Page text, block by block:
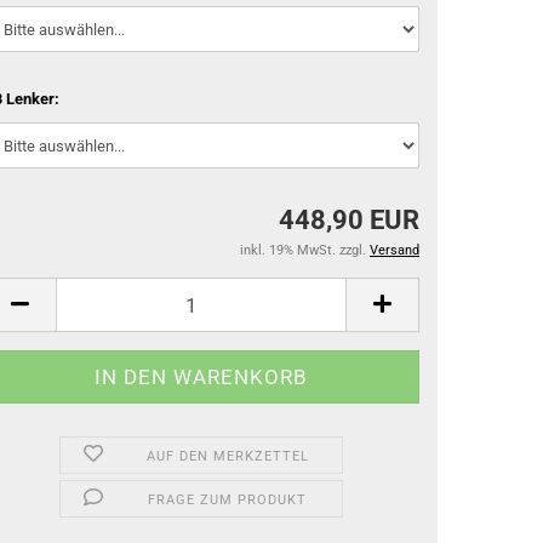
Lenker:
448,90 EUR
inkl. 19% MwSt. zzgl. Versand
AUF DEN MERKZETTEL
FRAGE ZUM PRODUKT